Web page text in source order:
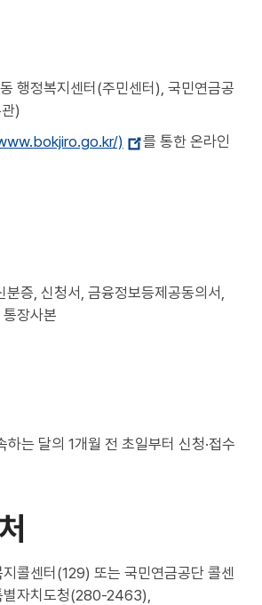
행정복지센터(주민센터), 국민연금공
)
)
를 통한 온라인
분증, 신청서, 금융정보등제공동의서,
장사본
는 달의 1개월 전 초일부터 신청·접수
콜센터(129) 또는 국민연금공단 콜센
별자치도청(280-2463),